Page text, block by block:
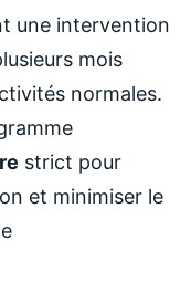
une intervention
mois
normales.
strict pour
et minimiser le